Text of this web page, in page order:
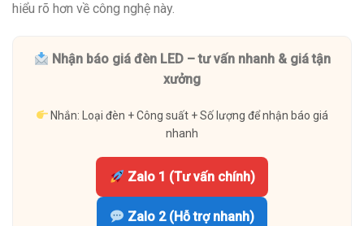
hiểu rõ hơn về công nghệ này.
Nhận báo giá đèn LED – tư vấn nhanh & giá tận
xưởng
Nhắn: Loại đèn + Công suất + Số lượng để nhận báo giá
nhanh
Zalo 1 (Tư vấn chính)
Zalo 2 (Hỗ trợ nhanh)